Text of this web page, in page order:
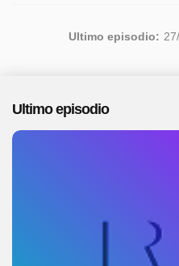
Ultimo episodio:
Ultimo episodio